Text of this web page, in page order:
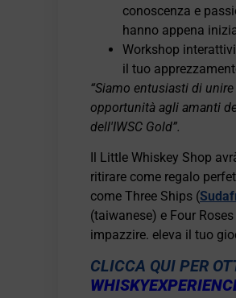
conoscenza e
hanno appena
Workshop
il tuo
“Siamo entusiasti di
opportunità agli amanti
dell'IWSC Gold”.
Il Little Whiskey Shop
ritirare come regalo
come Three Ships (
(taiwanese) e Four
impazzire. eleva il tuo
CLICCA QUI PER